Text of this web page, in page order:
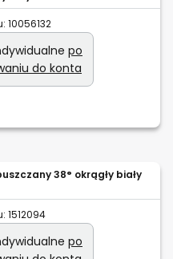
10056132
po
do konta
38° okrągły biały
1512094
po